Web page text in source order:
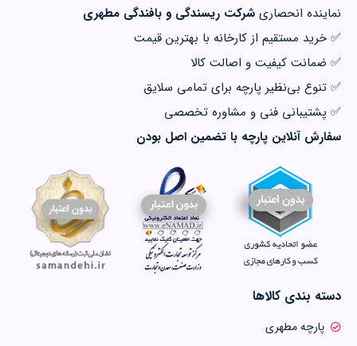
نماینده انحصاری شرکت ریسندگی و بافندگی مطهری
✅ خرید مستقیم از کارخانه با بهترین قیمت
✅ ضمانت کیفیت و اصالت کالا
✅ تنوع بی‌نظیر پارچه برای تمامی سلایق
✅ پشتیبانی فنی و مشاوره تخصصی
سفارش آنلاین پارچه با تضمین اصل بودن
دسته بندی کالاها
پارچه مطهری